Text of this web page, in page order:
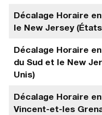
Décalage Horaire
le New Jersey
Décalage Horaire
du Sud et le New
Unis)
Décalage Horaire
Vincent-et-les